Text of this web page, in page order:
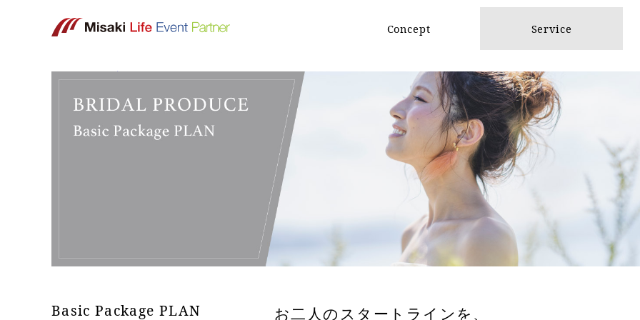
Concept Service
PLAN
PLAN
PLAN
produce
Basic Package PLAN
お二人のスタートラインを、